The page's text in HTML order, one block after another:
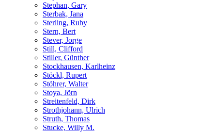
Stephan, Gary
Sterbak, Jana
Sterling, Ruby
Stern, Bert
Stever, Jorge
Still, Clifford
Stiller, Günther
Stockhausen, Karlheinz
Stöckl, Rupert
Stöhrer, Walter
Stoya, Jörn
Streitenfeld, Dirk
Strothjohann, Ulrich
Struth, Thomas
Stucke, Willy M.